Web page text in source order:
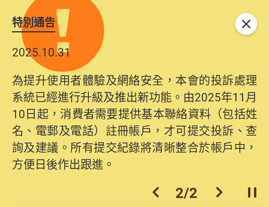
特別通告
2025.10.31
為提升使用者體驗及網絡安全，本會的投訴處理
系統已經進行升級及推出新功能。由2025年11月
10日起，消費者需要提供基本聯絡資料（包括姓
名、電郵及電話）註冊帳戶，才可提交投訴、查
詢及建議。所有提交紀錄將清晰整合於帳戶中，
方便日後作出跟進。
上一個
2/2 下一個開
關閉